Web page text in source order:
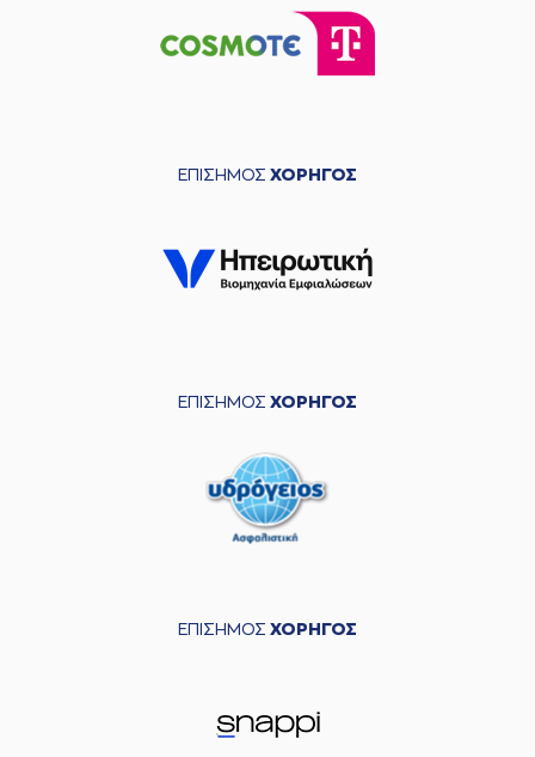
ΕΠΙΣΗΜΟΣ ΧΟΡΗΓΟΣ
ΕΠΙΣΗΜΟΣ ΧΟΡΗΓΟΣ
ΕΠΙΣΗΜΟΣ ΧΟΡΗΓΟΣ